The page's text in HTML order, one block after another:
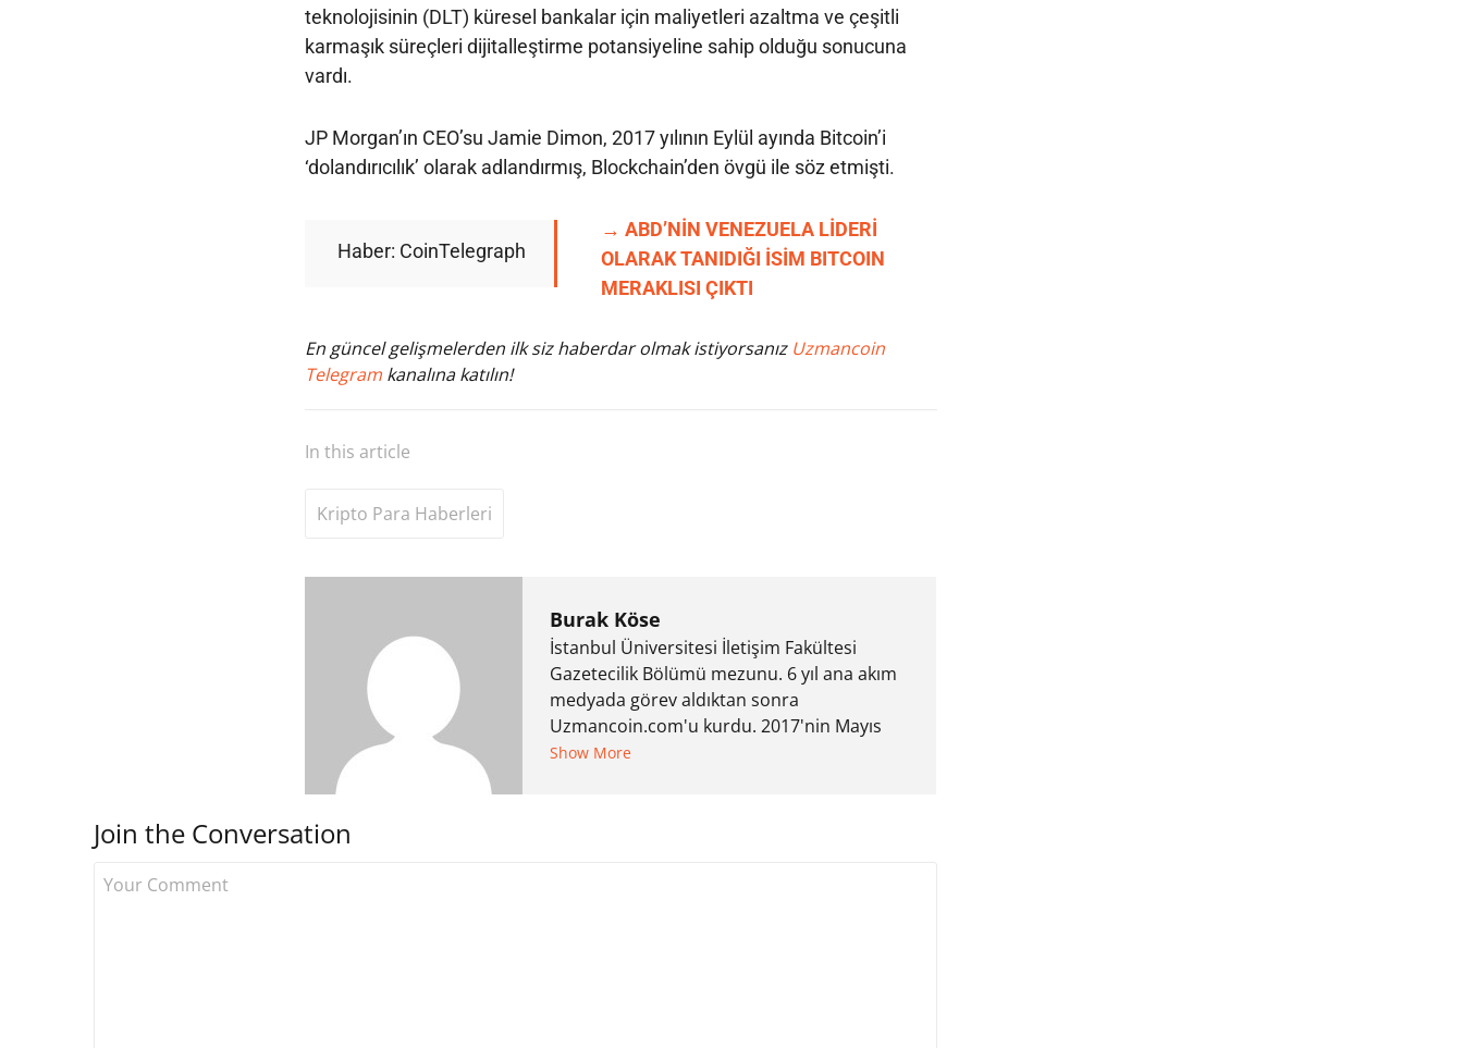
teknolojisinin (DLT) küresel bankalar için maliyetleri azaltma ve çeşitli
karmaşık süreçleri dijitalleştirme potansiyeline sahip olduğu sonucuna
vardı.
JP Morgan’ın CEO’su Jamie Dimon, 2017 yılının Eylül ayında Bitcoin’i
‘dolandırıcılık’ olarak adlandırmış, Blockchain’den övgü ile söz etmişti.
Haber: CoinTelegraph
→ ABD’NİN VENEZUELA LİDERİ
OLARAK TANIDIĞI İSİM BITCOIN
MERAKLISI ÇIKTI
En güncel gelişmelerden ilk siz haberdar olmak istiyorsanız Uzmancoin
Telegram kanalına katılın!
In this article
Kripto Para Haberleri
Burak Köse
İstanbul Üniversitesi İletişim Fakültesi
Gazetecilik Bölümü mezunu. 6 yıl ana akım
medyada görev aldıktan sonra
Uzmancoin.com'u kurdu. 2017'nin Mayıs
ayından bu yana bilfiil kripto para
Show More
Join the Conversation